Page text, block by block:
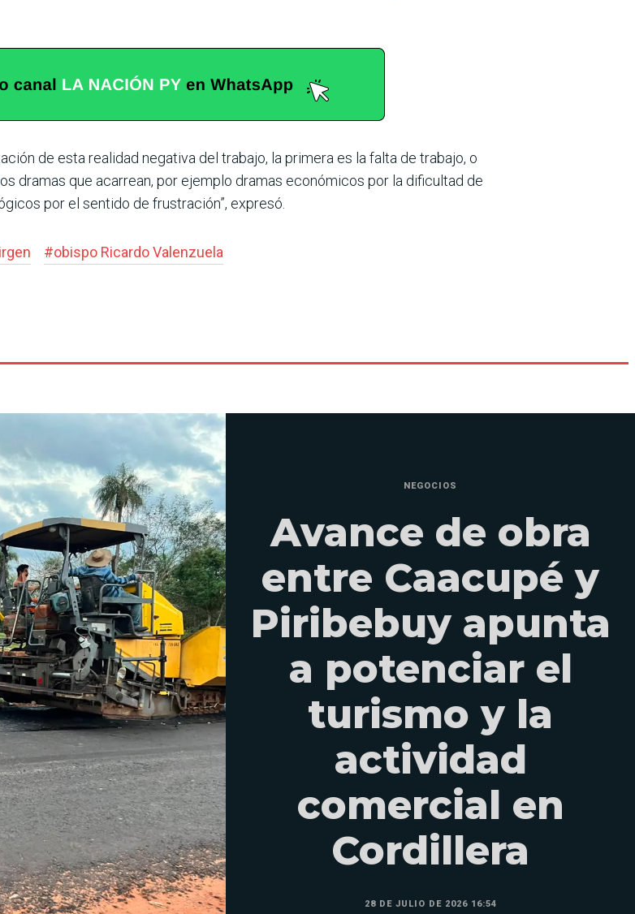
de esta realidad negativa del trabajo, la primera es la falta de trabajo, o
dramas que aca­rrean, por ejemplo dramas económicos por la dificultad de
por el sentido de frus­tración”, expresó.
#obispo Ricardo Valenzuela
NEGOCIOS
Avance de obra
entre Caacupé y
Piribebuy apunta
a potenciar el
turismo y la
actividad
comercial en
Cordillera
28 DE JULIO DE 2026 16:54